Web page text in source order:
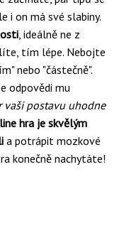
i on má své slabiny.
, ideálně ne z
tím lépe. Nebojte
nebo "částečně".
odpovědi mu
vaši postavu uhodne
hra je skvělým
a potrápit mozkové
konečně nachytáte!